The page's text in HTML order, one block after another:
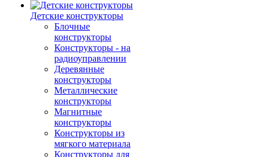
Детские конструкторы
Блочные
конструкторы
Конструкторы - на
радиоуправлении
Деревянные
конструкторы
Металлические
конструкторы
Магнитные
конструкторы
Конструкторы из
мягкого материала
Конструкторы для